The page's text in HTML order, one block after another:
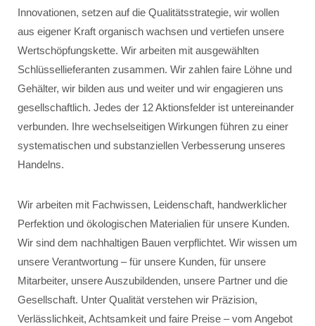
Innovationen, setzen auf die Qualitätsstrategie, wir wollen
aus eigener Kraft organisch wachsen und vertiefen unsere
Wertschöpfungskette. Wir arbeiten mit ausgewählten
Schlüssellieferanten zusammen. Wir zahlen faire Löhne und
Gehälter, wir bilden aus und weiter und wir engagieren uns
gesellschaftlich. Jedes der 12 Aktionsfelder ist untereinander
verbunden. Ihre wechselseitigen Wirkungen führen zu einer
systematischen und substanziellen Verbesserung unseres
Handelns.
Wir arbeiten mit Fachwissen, Leidenschaft, handwerklicher
Perfektion und ökologischen Materialien für unsere Kunden.
Wir sind dem nachhaltigen Bauen verpflichtet. Wir wissen um
unsere Verantwortung – für unsere Kunden, für unsere
Mitarbeiter, unsere Auszubildenden, unsere Partner und die
Gesellschaft. Unter Qualität verstehen wir Präzision,
Verlässlichkeit, Achtsamkeit und faire Preise – vom Angebot